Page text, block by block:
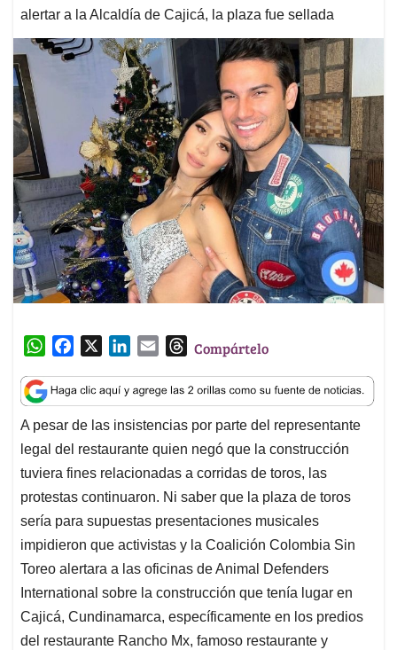
alertar a la Alcaldía de Cajicá, la plaza fue sellada
W
a
t
s
A
p
p
c
e
b
o
o
k
n
k
e
d
I
n
a
i
l
T
r
e
a
d
s
Compártelo
A pesar de las insistencias por parte del representante
legal del restaurante quien negó que la construcción
tuviera fines relacionadas a corridas de toros, las
protestas continuaron. Ni saber que la plaza de toros
sería para supuestas presentaciones musicales
impidieron que activistas y la Coalición Colombia Sin
Toreo alertara a las oficinas de Animal Defenders
International sobre la construcción que tenía lugar en
Cajicá, Cundinamarca, específicamente en los predios
del restaurante Rancho Mx, famoso restaurante y